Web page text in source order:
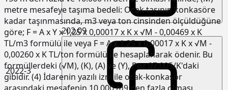
2022-3
202,09
metre mesafeye taşıma bedeli: Ocak taşının konkasöre
kadar taşınmasında, m3 veya ton cinsinden ölçüldüğüne
göre; F = A x Y x 1,25 x 0,00017 x K x √M - 0,00469 x K
TL/m3 formülü ile veya F = A x 1,25 x 0,00017 x K x √M -
0,00260 x K TL/ton formülü ile hesaplanarak ödenir. Bu
formüllerdeki (√M), (K), (A) ve (Y), Poz 07.005/K'daki
gibidir. (4) İdarenin yazılı izni ile ocak-konkasör